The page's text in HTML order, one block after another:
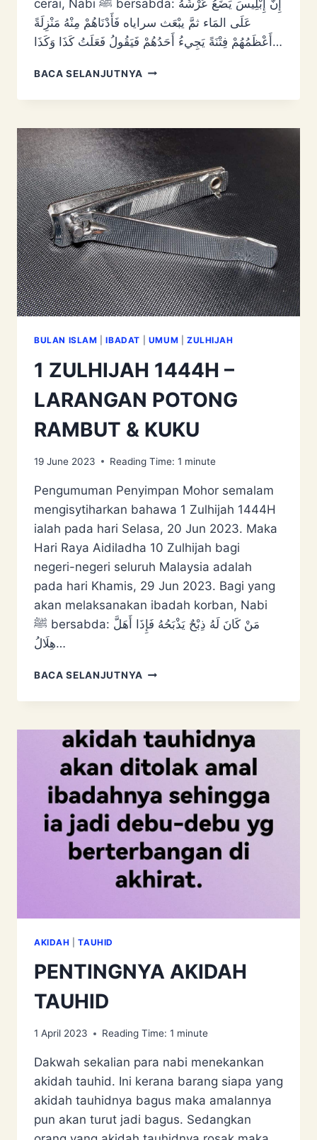
cerai, Nabi ﷺ bersabda: إِنَّ ‌إِبْلِيسَ ‌يَضَعُ ‌عَرْشَهُ
‌عَلَى ‌المَاء ثمَّ يبْعَث سراياه فَأَدْنَاهُمْ مِنْهُ مَنْزِلَةً
أَعْظَمُهُمْ فِتْنَةً يَجِيءُ أَحَدُهُمْ فَيَقُولُ فَعَلَتُ كَذَا وَكَذَا…
BACA SELANJUTNYA SYAITAN
CERAI
BULAN ISLAM |IBADAT UMUM ZULHIJAH
1 ZULHIJAH 1444H –
LARANGAN POTONG
RAMBUT & KUKU
19 June 2023 Reading Time: 1 minute
Pengumuman Penyimpan Mohor semalam
mengisytiharkan bahawa 1 Zulhijah 1444H
ialah pada hari Selasa, 20 Jun 2023. Maka
Hari Raya Aidiladha 10 Zulhijah bagi
negeri-negeri seluruh Malaysia adalah
pada hari Khamis, 29 Jun 2023. Bagi yang
akan melaksanakan ibadah korban, Nabi
ﷺ bersabda: مَنْ كَانَ لَهُ ذِبْحٌ يَذْبَحُهُ فَإِذَا أَهَلَّ
هِلَالُ…
BACA SELANJUTNYA
1444H
LARANGAN
POTONG
RAMBUT
&
KUKU
AKIDAH |TAUHID
PENTINGNYA AKIDAH
TAUHID
1 April 2023 Reading Time: 1 minute
Dakwah sekalian para nabi menekankan
akidah tauhid. Ini kerana barang siapa yang
akidah tauhidnya bagus maka amalannya
pun akan turut jadi bagus. Sedangkan